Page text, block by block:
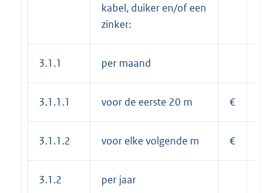
kabel, duiker en/of een
zinker:
3.1.1 per maand
3.1.1.1 voor de eerste 20 m €
3.1.1.2 voor elke volgende m €
3.1.2 per jaar